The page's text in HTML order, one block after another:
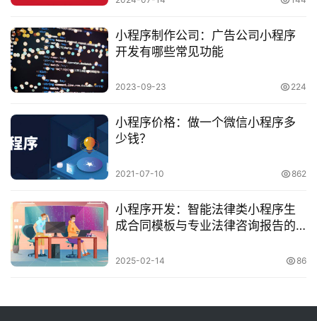
小程序制作公司：广告公司小程序
开发有哪些常见功能
2023-09-23 224
小程序价格：做一个微信小程序多
少钱？
2021-07-10 862
小程序开发：智能法律类小程序生
成合同模板与专业法律咨询报告的
2025-02-14 86